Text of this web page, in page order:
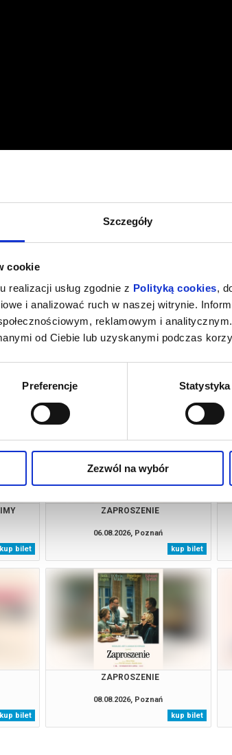
Szczegóły
cookie
realizacji usług zgodnie z Polityką cookies,
i analizować ruch w naszej witrynie.
reklamowym i
od Ciebie lub uzyskanymi podczas
Preferencje Statystyka
Zezwól na wybór
kup bilet
ZAPROSZENIE
06.08.2026, Poznań
kup bilet
kup bilet
ZAPROSZENIE
08.08.2026, Poznań
kup bilet